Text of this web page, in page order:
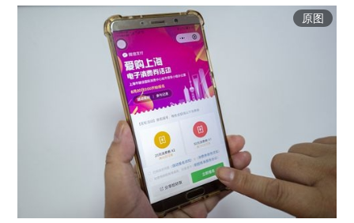
8月19日各地疫情：海南、西藏、新疆新增位列前三
遭遇大旱，四川水力发电影响多大？
腾讯幻核停止数字藏品发行了
气温太高 美国佛罗里达新生海龟性别失衡了
原图